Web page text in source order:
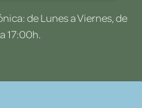
de Lunes a Viernes, de
17:00h.